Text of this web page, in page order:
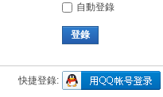
自動登錄
登錄
快捷登錄: